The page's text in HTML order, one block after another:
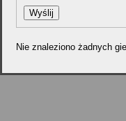
Nie znaleziono żadnych